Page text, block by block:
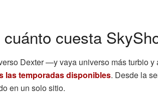
cuesta
Dexter —y vaya universo más turbio
las temporadas disponibles. Desde la
en un solo sitio.